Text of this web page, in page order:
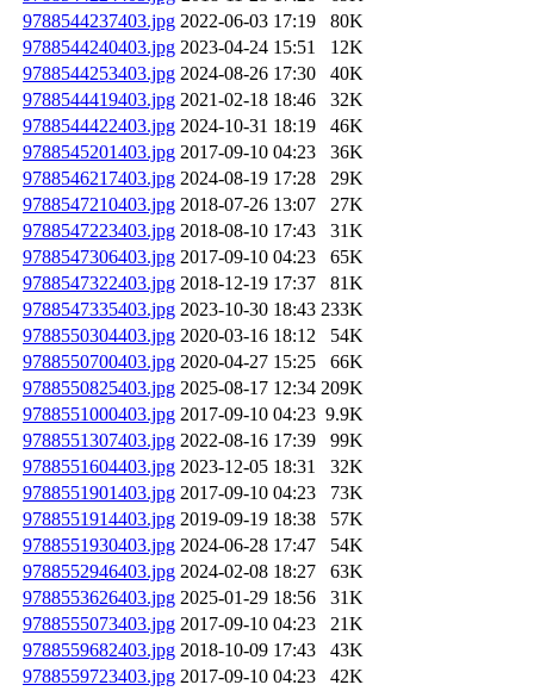
9788544237403.jpg 2022-06-03 17:19
80K
9788544240403.jpg 2023-04-24 15:51
12K
9788544253403.jpg 2024-08-26 17:30
40K
9788544419403.jpg 2021-02-18 18:46
32K
9788544422403.jpg 2024-10-31 18:19
46K
9788545201403.jpg 2017-09-10 04:23
36K
9788546217403.jpg 2024-08-19 17:28
29K
9788547210403.jpg 2018-07-26 13:07
27K
9788547223403.jpg 2018-08-10 17:43
31K
9788547306403.jpg 2017-09-10 04:23
65K
9788547322403.jpg 2018-12-19 17:37
81K
9788547335403.jpg 2023-10-30 18:43 233K
9788550304403.jpg 2020-03-16 18:12
54K
9788550700403.jpg 2020-04-27 15:25
66K
9788550825403.jpg 2025-08-17 12:34 209K
9788551000403.jpg 2017-09-10 04:23 9.9K
9788551307403.jpg 2022-08-16 17:39
99K
9788551604403.jpg 2023-12-05 18:31
32K
9788551901403.jpg 2017-09-10 04:23
73K
9788551914403.jpg 2019-09-19 18:38
57K
9788551930403.jpg 2024-06-28 17:47
54K
9788552946403.jpg 2024-02-08 18:27
63K
9788553626403.jpg 2025-01-29 18:56
31K
9788555073403.jpg 2017-09-10 04:23
21K
9788559682403.jpg 2018-10-09 17:43
43K
9788559723403.jpg 2017-09-10 04:23
42K